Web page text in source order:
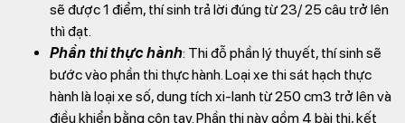
sẽ được 1 điểm, thí sinh trả lời đúng từ 23/ 25 câu trở lên
thì đạt.
Phần thi thực hành: Thi đỗ phần lý thuyết, thí sinh sẽ
bước vào phần thi thực hành. Loại xe thi sát hạch thực
hành là loại xe số, dung tích xi-lanh từ 250 cm3 trở lên và
điều khiển bằng côn tay. Phần thi này gồm 4 bài thi, kết